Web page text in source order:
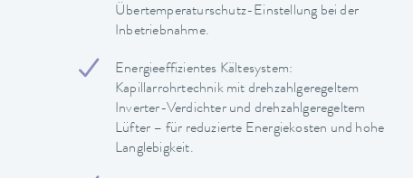
Übertemperaturschutz-Einstellung bei der
Inbetriebnahme.
Energieeffizientes Kältesystem:
Kapillarrohrtechnik mit drehzahlgeregeltem
Inverter-Verdichter und drehzahlgeregeltem
Lüfter – für reduzierte Energiekosten und hohe
Langlebigkeit.